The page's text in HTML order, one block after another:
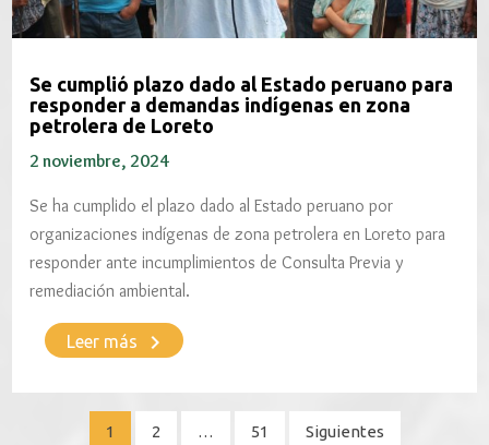
Se cumplió plazo dado al Estado peruano para
responder a demandas indígenas en zona
petrolera de Loreto
2 noviembre, 2024
Se ha cumplido el plazo dado al Estado peruano por
organizaciones indígenas de zona petrolera en Loreto para
responder ante incumplimientos de Consulta Previa y
remediación ambiental.
Leer más keyboard_arrow_right
Paginación
1 2 … 51 Siguientes